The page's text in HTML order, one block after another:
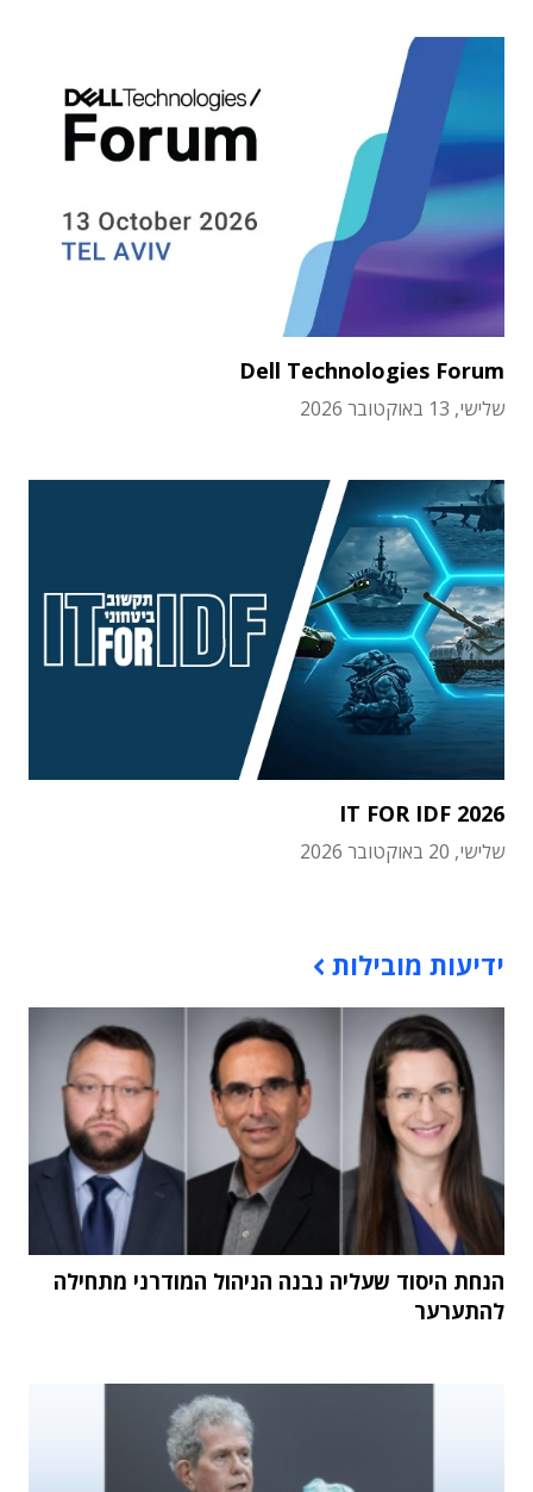
Dell Technologies Forum
שלישי, 13 באוקטובר 2026
IT FOR IDF 2026
שלישי, 20 באוקטובר 2026
ידיעות מובילות
הנחת היסוד שעליה נבנה הניהול המודרני מתחילה
להתערער